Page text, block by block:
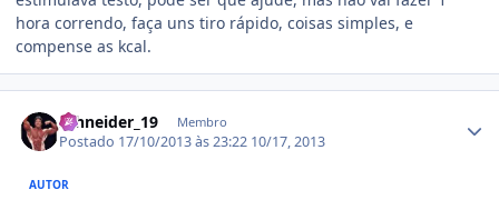
hora correndo, faça uns tiro rápido, coisas simples, e
compense as kcal.
schneider_19 Membro
Postado 17/10/2013 às 23:22 10/17, 2013
AUTOR